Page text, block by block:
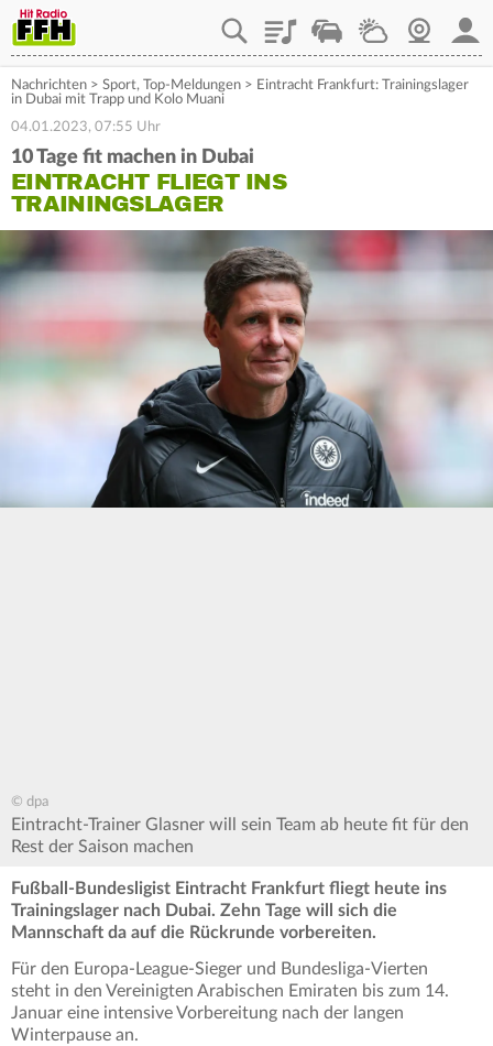
PlaylistStaupilotWetterWebcam
Nachrichten > Sport, Top-Meldungen > Eintracht Frankfurt: Trainingslager
in Dubai mit Trapp und Kolo Muani
04.01.2023, 07:55 Uhr
10 Tage fit machen in Dubai
EINTRACHT FLIEGT INS
TRAININGSLAGER
© dpa
Eintracht-Trainer Glasner will sein Team ab heute fit für den
Rest der Saison machen
Fußball-Bundesligist Eintracht Frankfurt fliegt heute ins
Trainingslager nach Dubai. Zehn Tage will sich die
Mannschaft da auf die Rückrunde vorbereiten.
Für den Europa-League-Sieger und Bundesliga-Vierten
steht in den Vereinigten Arabischen Emiraten bis zum 14.
Januar eine intensive Vorbereitung nach der langen
Winterpause an.